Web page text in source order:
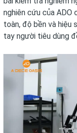
nghiên cứu của
toàn, độ bền và hiệu
tay người tiêu dùng